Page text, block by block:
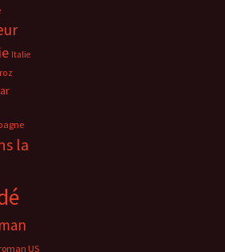
Italie
la
roman US